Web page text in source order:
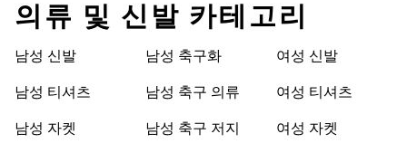
의류 및 신발 카테고리
남성 신발
남성 티셔츠
남성 자켓
남성 축구화
남성 축구 의류
남성 축구 저지
여성 신발
여성 티셔츠
여성 자켓